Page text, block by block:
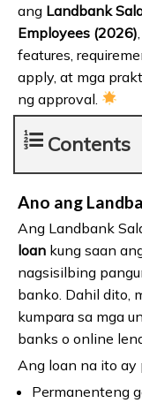
ang Landbank
Employees (2026)
features,
apply, at mga
ng approval.
Contents
Ano ang
Ang Landbank
loan kung saan
nagsisilbing
banko. Dahil dito,
kumpara sa mga
banks o online
Ang loan na ito ay
Permanenteng